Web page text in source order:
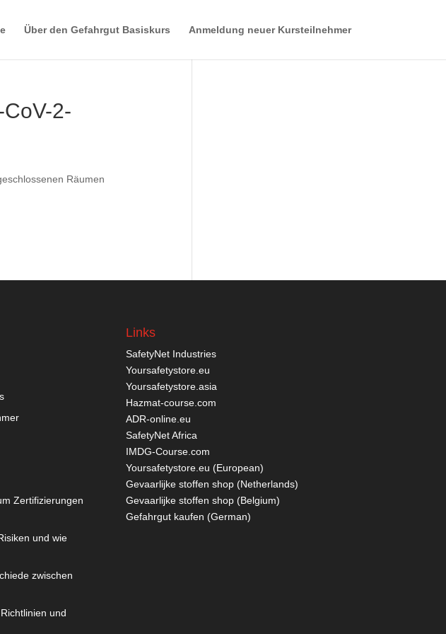
Über den Gefahrgut Basiskurs Anmeldung neuer Kursteilnehmer
2-
Räumen
Zertifizierungen
und wie
zwischen
und
Links
SafetyNet Industries
Yoursafetystore.eu
Yoursafetystore.asia
Hazmat-course.com
ADR-online.eu
SafetyNet Africa
IMDG-Course.com
Yoursafetystore.eu (European)
Gevaarlijke stoffen shop (Netherlands)
Gevaarlijke stoffen shop (Belgium)
Gefahrgut kaufen (German)